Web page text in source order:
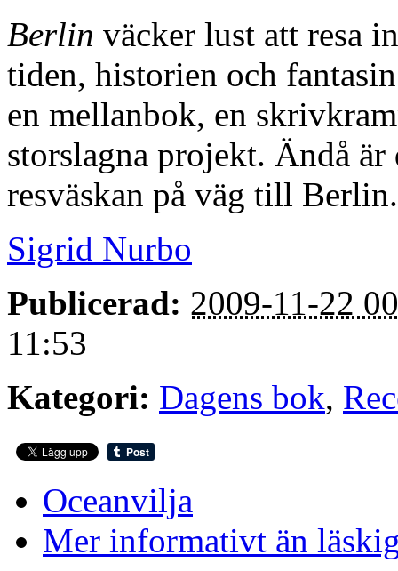
Berlin väcker lust att resa
tiden, historien och
en mellanbok, en
storslagna projekt. Ändå
resväskan på väg till
Sigrid Nurbo
Publicerad: 2009-11-22
11:53
Kategori: Dagens bok,
Oceanvilja
Mer informativt än